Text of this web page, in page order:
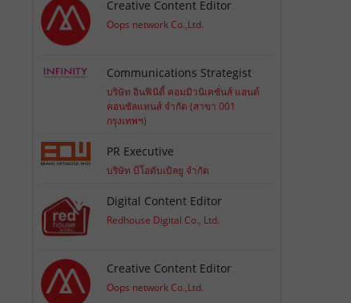
Creative Content Editor
Oops network Co.,Ltd.
Communications Strategist
บริษัท อินฟินิตี้ คอมมิวนิเคชั่นส์ แอนด์
คอนซัลแทนส์ จำกัด (สาขา 001
กรุงเทพฯ)
PR Executive
บริษัท บีโอดับเบิลยู จำกัด
Digital Content Editor
Redhouse Digital Co., Ltd.
Creative Content Editor
Oops network Co.,Ltd.